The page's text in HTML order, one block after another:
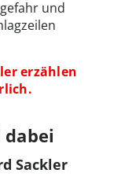
und
erzählen
Sackler